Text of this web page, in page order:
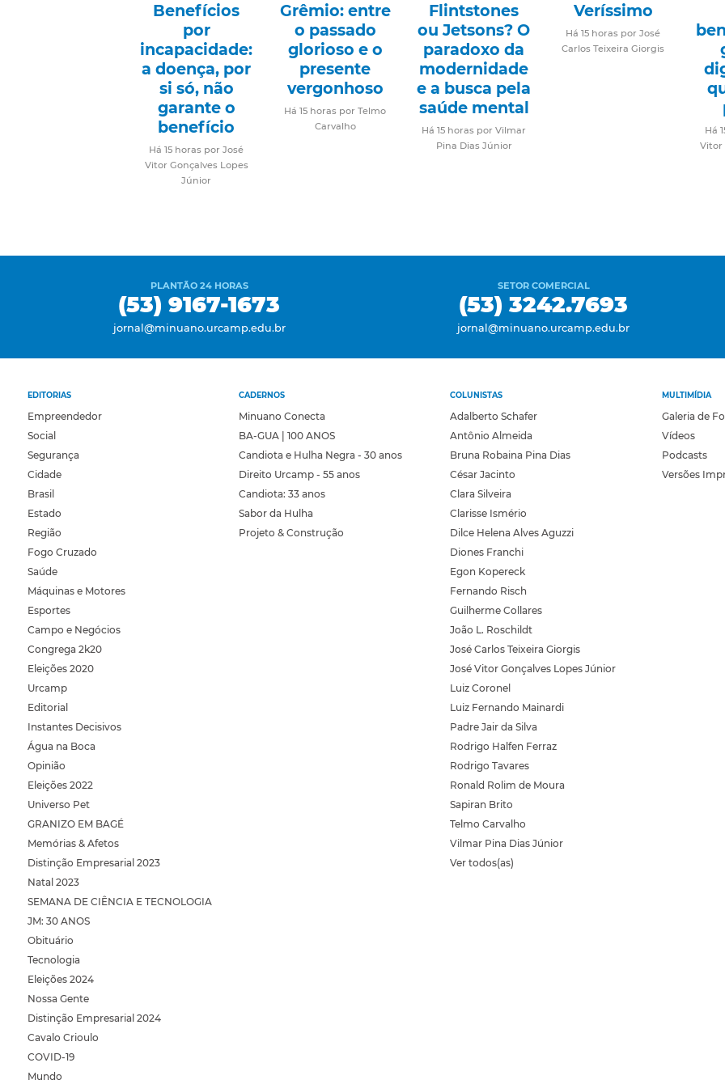
Benefícios
por
incapacidade:
a doença, por
si só, não
garante o
benefício
Há 15 horas por José
Vitor Gonçalves Lopes
Júnior
Grêmio: entre
o passado
glorioso e o
presente
vergonhoso
Há 15 horas por Telmo
Carvalho
Flintstones
ou Jetsons? O
paradoxo da
modernidade
e a busca pela
saúde mental
Há 15 horas por Vilmar
Pina Dias Júnior
Veríssimo
Há 15 horas por José
Carlos Teixeira Giorgis
Há
Vitor
PLANTÃO 24 HORAS
(53) 9167-1673
jornal@minuano.urcamp.edu.br
SETOR COMERCIAL
(53) 3242.7693
jornal@minuano.urcamp.edu.br
EDITORIAS
Empreendedor
Social
Segurança
Cidade
Brasil
Estado
Região
Fogo Cruzado
Saúde
Máquinas e Motores
Esportes
Campo e Negócios
Congrega 2k20
Eleições 2020
Urcamp
Editorial
Instantes Decisivos
Água na Boca
Opinião
Eleições 2022
Universo Pet
GRANIZO EM BAGÉ
Memórias & Afetos
Distinção Empresarial 2023
Natal 2023
SEMANA DE CIÊNCIA E TECNOLOGIA
JM: 30 ANOS
Obituário
Tecnologia
Eleições 2024
Nossa Gente
Distinção Empresarial 2024
Cavalo Crioulo
COVID-19
Mundo
CADERNOS
Minuano Conecta
BA-GUA | 100 ANOS
Candiota e Hulha Negra - 30 anos
Direito Urcamp - 55 anos
Candiota: 33 anos
Sabor da Hulha
Projeto & Construção
COLUNISTAS
Adalberto Schafer
Antônio Almeida
Bruna Robaina Pina Dias
César Jacinto
Clara Silveira
Clarisse Ismério
Dilce Helena Alves Aguzzi
Diones Franchi
Egon Kopereck
Fernando Risch
Guilherme Collares
João L. Roschildt
José Carlos Teixeira Giorgis
José Vitor Gonçalves Lopes Júnior
Luiz Coronel
Luiz Fernando Mainardi
Padre Jair da Silva
Rodrigo Halfen Ferraz
Rodrigo Tavares
Ronald Rolim de Moura
Sapiran Brito
Telmo Carvalho
Vilmar Pina Dias Júnior
Ver todos(as)
MULTIMÍDIA
Galeria de
Vídeos
Podcasts
Versões